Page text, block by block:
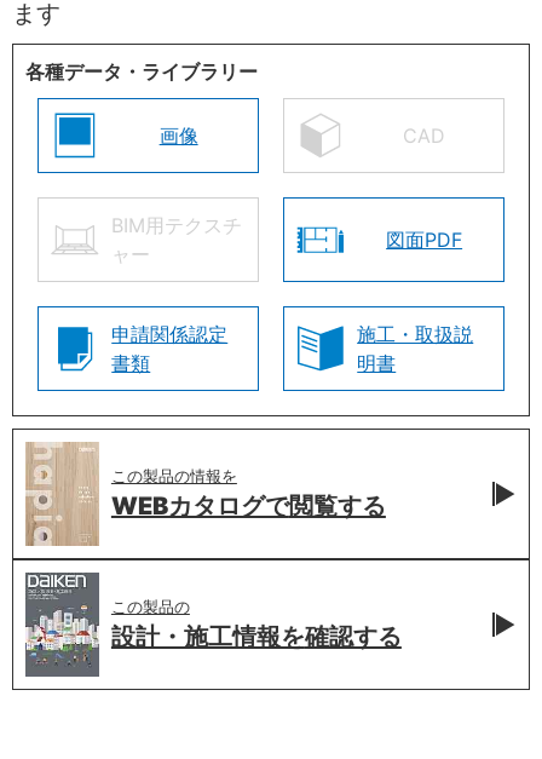
ます
各種データ・ライブラリー
画像 CAD
BIM用テクスチ
ャー
図面PDF
申請関係認定
書類
施工・取扱説
明書
この製品の情報を
WEBカタログで閲覧する
この製品の
設計・施工情報を確認する